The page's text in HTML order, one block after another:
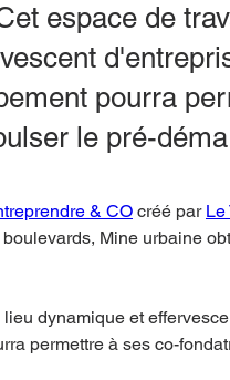
espace de
pourra
le pré-
& CO créé par Le
Mine urbaine
dynamique et
permettre à ses co-